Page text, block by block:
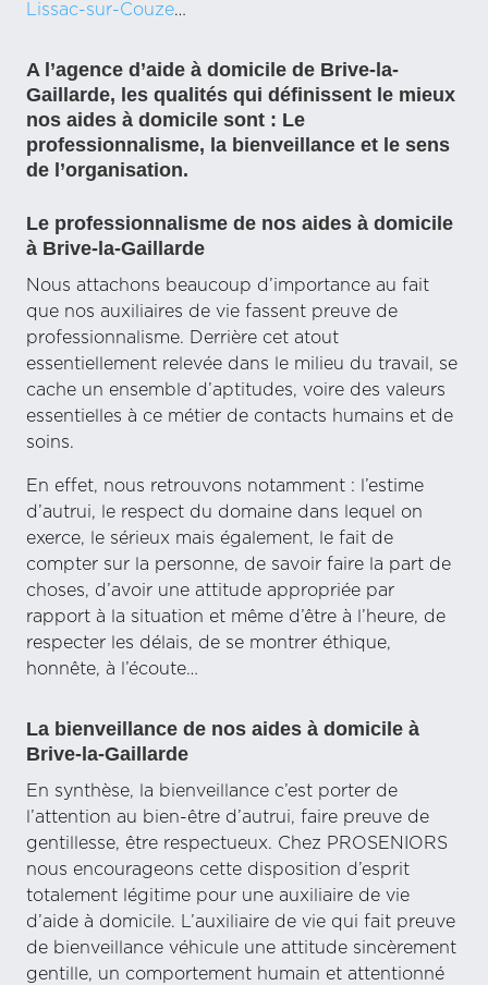
Lissac-sur-Couze…
A l’agence d’aide à domicile de Brive-la-
Gaillarde, les qualités qui définissent le mieux
nos aides à domicile sont : Le
professionnalisme, la bienveillance et le sens
de l’organisation.
Le professionnalisme de nos aides à domicile
à Brive-la-Gaillarde
Nous attachons beaucoup d’importance au fait
que nos auxiliaires de vie fassent preuve de
professionnalisme. Derrière cet atout
essentiellement relevée dans le milieu du travail, se
cache un ensemble d’aptitudes, voire des valeurs
essentielles à ce métier de contacts humains et de
soins.
En effet, nous retrouvons notamment : l’estime
d’autrui, le respect du domaine dans lequel on
exerce, le sérieux mais également, le fait de
compter sur la personne, de savoir faire la part de
choses, d’avoir une attitude appropriée par
rapport à la situation et même d’être à l’heure, de
respecter les délais, de se montrer éthique,
honnête, à l’écoute…
La bienveillance de nos aides à domicile à
Brive-la-Gaillarde
En synthèse, la bienveillance c’est porter de
l’attention au bien-être d’autrui, faire preuve de
gentillesse, être respectueux. Chez PROSENIORS
nous encourageons cette disposition d’esprit
totalement légitime pour une auxiliaire de vie
d’aide à domicile. L’auxiliaire de vie qui fait preuve
de bienveillance véhicule une attitude sincèrement
gentille, un comportement humain et attentionné